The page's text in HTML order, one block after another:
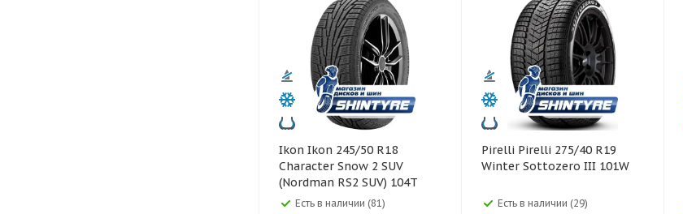
Ikon Ikon 245/50 R18
Character Snow 2 SUV
(Nordman RS2 SUV) 104T
Есть в наличии (81)
Pirelli Pirelli 275/40 R19
Winter Sottozero III 101W
Есть в наличии (29)